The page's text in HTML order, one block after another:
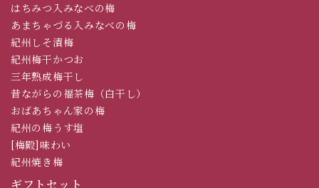
はちみつ入みなべの梅
あまちゃづる入みなべの梅
紀州しそ漬梅
紀州梅干かつお
三年熟成梅干し
昔ながらの福茶梅（白干し）
おばあちゃん家の梅
紀州の梅うす塩
[梅殿]味わい
紀州焼き梅
ギフトセット